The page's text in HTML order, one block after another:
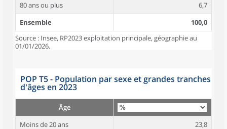
80 ans ou plus
6,7
Ensemble
100,0
Source : Insee, RP2023 exploitation principale, géographie au
01/01/2026.
POP T5 - Population par sexe et grandes tranches
d'âges en 2023
Âge
Moins de 20 ans
23,8